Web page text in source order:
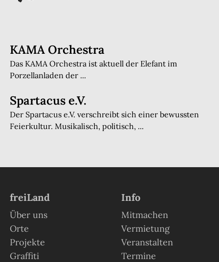
KAMA Orchestra
Das KAMA Orchestra ist aktuell der Elefant im
Porzellanladen der ...
Spartacus e.V.
Der Spartacus e.V. verschreibt sich einer bewussten
Feierkultur. Musikalisch, politisch, ...
freiLand
Über uns
Orte
Projekte
Graffiti
Info
Mitmachen
Vermietung
Veranstalten
Termine